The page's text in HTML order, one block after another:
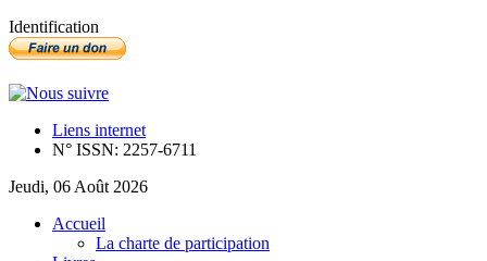
Identification
Liens internet
N° ISSN: 2257-6711
Jeudi, 06 Août 2026
Accueil
La charte de participation